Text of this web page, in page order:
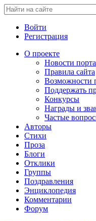
Войти
Регистрация
О проекте
Новости
Правила сайта
Возможности
Поддержать
Конкурсы
Награды и
Частые
Авторы
Стихи
Проза
Блоги
Отклики
Группы
Поздравления
Энциклопедия
Комментарии
Форум